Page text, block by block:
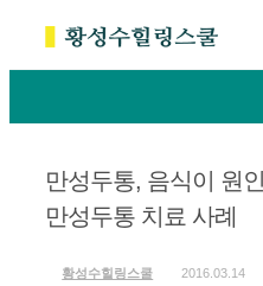
만성두통, 음식이 원
만성두통 치료 사례
황성수힐링스쿨 2016.03.14